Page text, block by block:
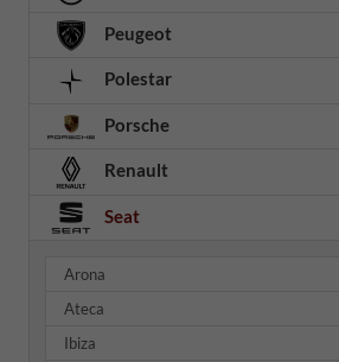
Peugeot
Polestar
Porsche
Renault
Seat
Arona
Ateca
Ibiza